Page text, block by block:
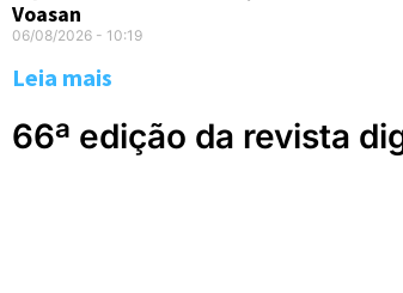
Voasan
06/08/2026 10:19
Leia mais
66ª edição da revista